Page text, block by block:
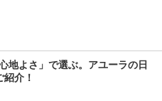
地よさ」で選ぶ。アユーラの日
介！